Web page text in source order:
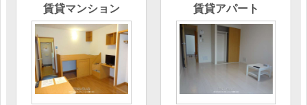
賃貸マンション 賃貸アパート